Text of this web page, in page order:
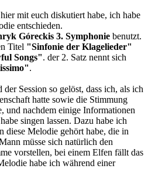
mit euch diskutiert habe, ich habe
entschieden.
Góreckis 3. Symphonie benutzt.
Titel "Sinfonie der Klagelieder"
Songs". der 2. Satz nennt sich
.
Session so gelöst, dass ich, als ich
hatte sowie die Stimmung
und nachdem einige Informationen
singen lassen. Dazu habe ich
diese Melodie gehört habe, die in
müsse sich natürlich den
vorstellen, bei einem Elfen fällt das
habe ich während einer